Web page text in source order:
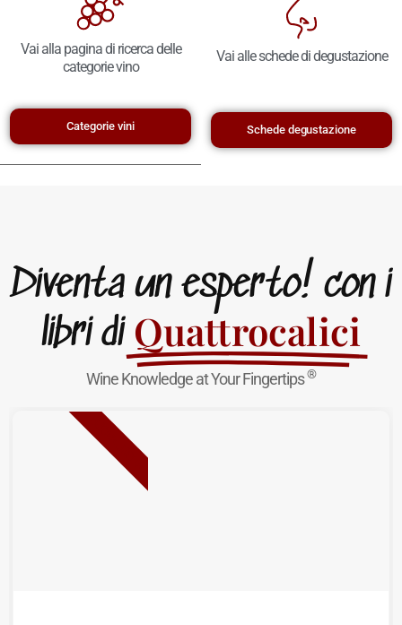
Vai alla pagina di ricerca delle
categorie vino
Categorie vini
Vai alle schede di degustazione
Schede degustazione
Diventa un esperto! con i
libri di Quattrocalici
Wine Knowledge at Your Fingertips®
NUOVA USCITA